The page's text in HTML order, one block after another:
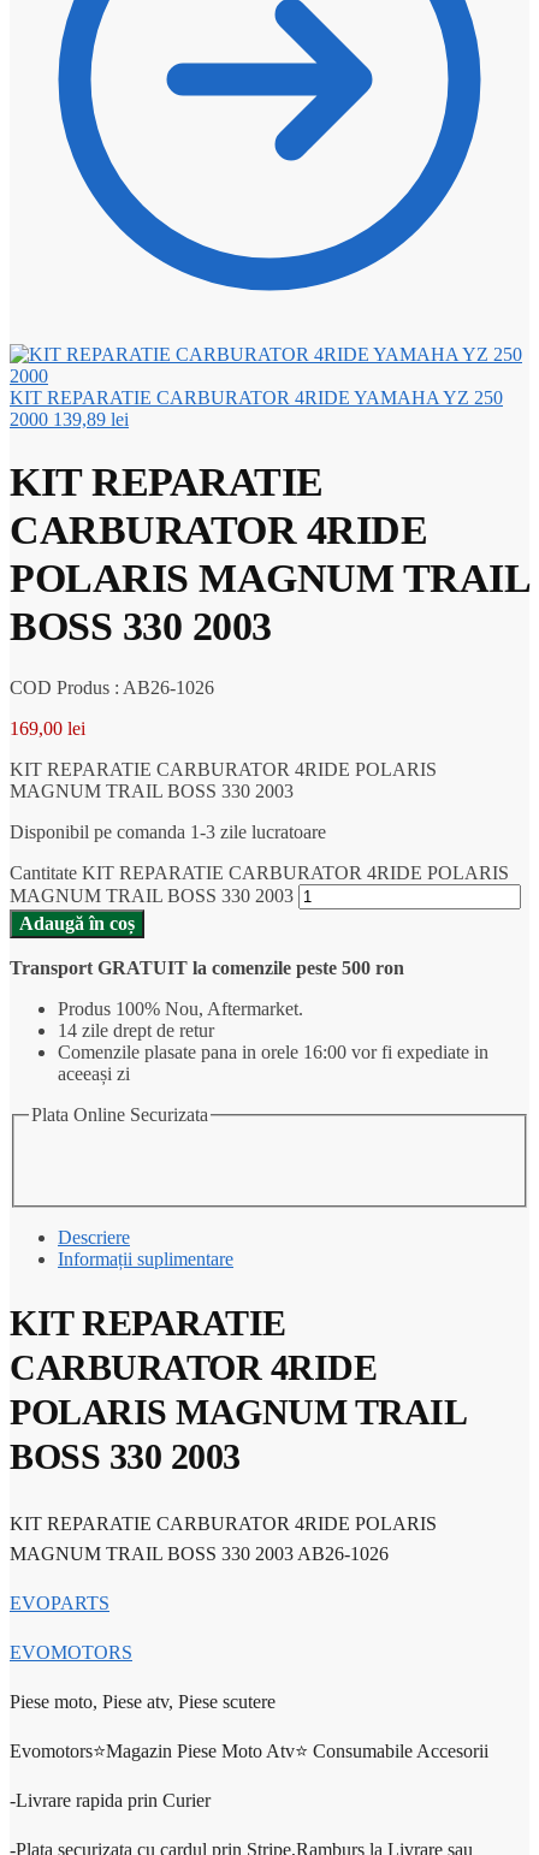
KIT REPARATIE CARBURATOR 4RIDE YAMAHA YZ 250
2000 139,89 lei
KIT REPARATIE
CARBURATOR 4RIDE
POLARIS MAGNUM TRAIL
BOSS 330 2003
COD Produs : AB26-1026
169,00 lei
KIT REPARATIE CARBURATOR 4RIDE POLARIS
MAGNUM TRAIL BOSS 330 2003
Disponibil pe comanda 1-3 zile lucratoare
Cantitate KIT REPARATIE CARBURATOR 4RIDE POLARIS
MAGNUM TRAIL BOSS 330 2003
Adaugă în coș
Transport GRATUIT la comenzile peste 500 ron
Produs 100% Nou, Aftermarket.
14 zile drept de retur
Comenzile plasate pana in orele 16:00 vor fi expediate in
aceeași zi
Plata Online Securizata
Descriere
Informații suplimentare
KIT REPARATIE
CARBURATOR 4RIDE
POLARIS MAGNUM TRAIL
BOSS 330 2003
KIT REPARATIE CARBURATOR 4RIDE POLARIS
MAGNUM TRAIL BOSS 330 2003 AB26-1026
EVOPARTS
EVOMOTORS
Piese moto, Piese atv, Piese scutere
Evomotors⭐️Magazin Piese Moto Atv⭐️ Consumabile Accesorii
-Livrare rapida prin Curier
-Plata securizata cu cardul prin Stripe,Ramburs la Livrare sau